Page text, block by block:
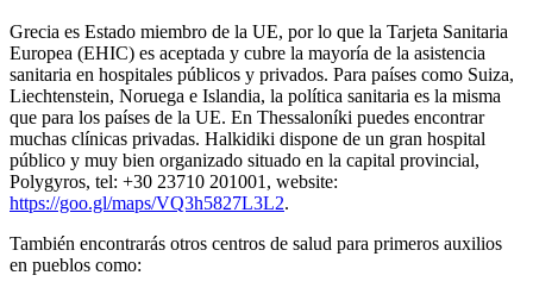
Grecia es Estado miembro de la UE, por lo que la Tarjeta Sanitaria
Europea (EHIC) es aceptada y cubre la mayoría de la asistencia
sanitaria en hospitales públicos y privados. Para países como Suiza,
Liechtenstein, Noruega e Islandia, la política sanitaria es la misma
que para los países de la UE. En Thessaloníki puedes encontrar
muchas clínicas privadas. Halkidiki dispone de un gran hospital
público y muy bien organizado situado en la capital provincial,
Polygyros, tel: +30 23710 201001, website:
https://goo.gl/maps/VQ3h5827L3L2.
También encontrarás otros centros de salud para primeros auxilios
en pueblos como: